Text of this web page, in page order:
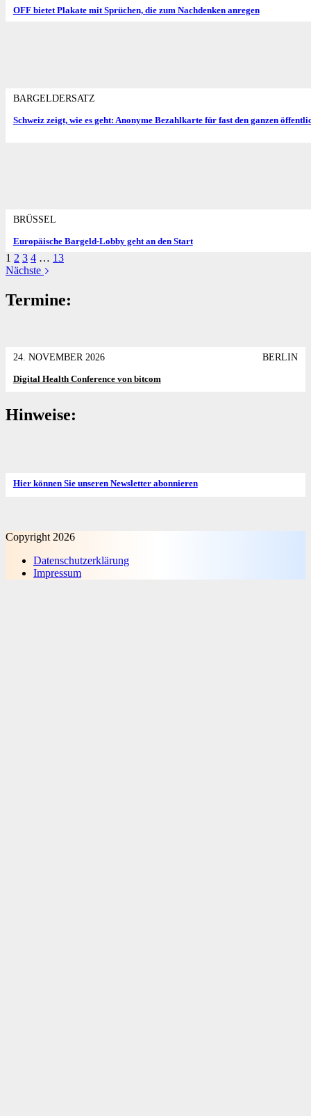
OFF bietet Plakate mit Sprüchen, die zum Nachdenken anregen
BARGELDERSATZ
Schweiz zeigt, wie es geht: Anonyme Bezahlkarte für fast den ganzen
BRÜSSEL
Europäische Bargeld-Lobby geht an den Start
1 2 3 4 … 13
Nächste
Termine:
24. NOVEMBER 2026 BERLIN
Digital Health Conference von bitcom
Hinweise:
Hier können Sie unseren Newsletter abonnieren
Copyright 2026
Datenschutz­erklärung
Impressum